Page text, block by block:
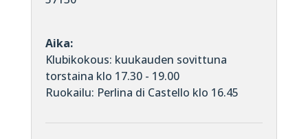
Aika:
Klubikokous: kuukauden sovittuna
torstaina klo 17.30 - 19.00
Ruokailu: Perlina di Castello klo 16.45